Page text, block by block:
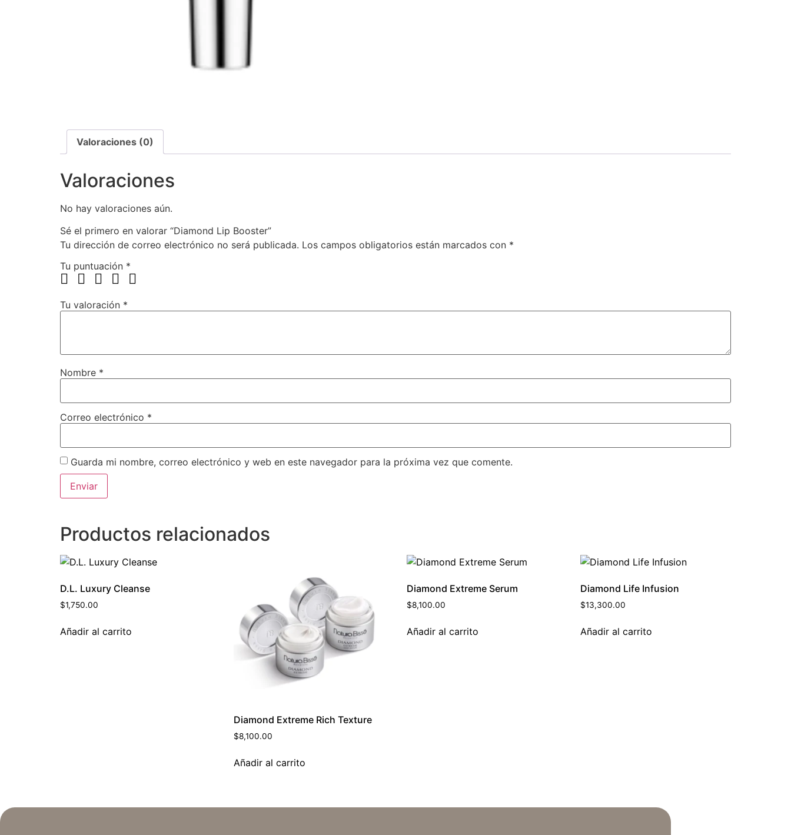
Valoraciones (0)
Valoraciones
No hay valoraciones aún.
Sé el primero en valorar “Diamond Lip Booster”
Tu dirección de correo electrónico no será publicada. Los campos obligatorios están marcados con *
Tu puntuación *
Tu valoración *
Nombre *
Correo electrónico *
Guarda mi nombre, correo electrónico y web en este navegador para la próxima vez que comente.
Productos relacionados
D.L. Luxury Cleanse
$1,750.00
Añadir al carrito
Diamond Extreme Rich Texture
$8,100.00
Añadir al carrito
Diamond Extreme Serum
$8,100.00
Añadir al carrito
Diamond Life Infusion
$13,300.00
Añadir al carrito